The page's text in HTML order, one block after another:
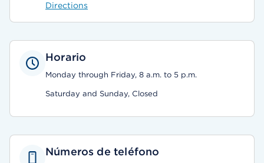
Directions
Horario
Monday through Friday, 8 a.m. to 5 p.m.
Saturday and Sunday, Closed
Números de teléfono